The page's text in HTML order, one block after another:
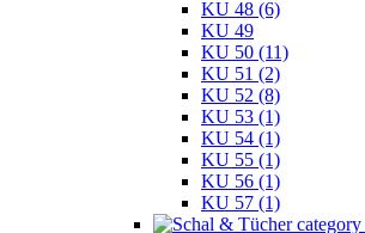
KU 48 (6)
KU 49
KU 50 (11)
KU 51 (2)
KU 52 (8)
KU 53 (1)
KU 54 (1)
KU 55 (1)
KU 56 (1)
KU 57 (1)